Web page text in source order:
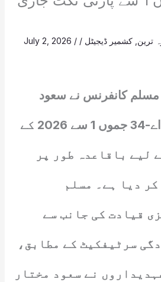
ترین کشمیر ڈیجیٹل /
July 2, 2026 /
کانفرنس نے سعود
مختار کو حلقہ ایل اے-34 جموں 1 سے 2026 کے
لیے باقاعدہ طور پر
دیا ہے۔ مسلم
قیادت کی جانب سے
سرٹیفکیٹ کے مطابق،
نے سعود مختار